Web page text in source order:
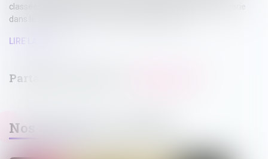
classées établissements recevant du public de 5ème catégorie
dans le cadre du fonds territorial d'accessibilité...
LIRE LA SUITE
Nos dernières actualités